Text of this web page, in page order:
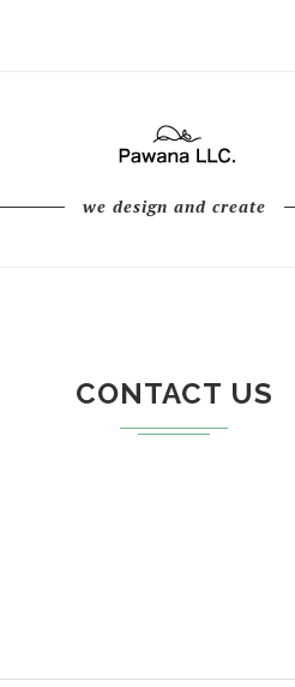
we design and create
CONTACT US